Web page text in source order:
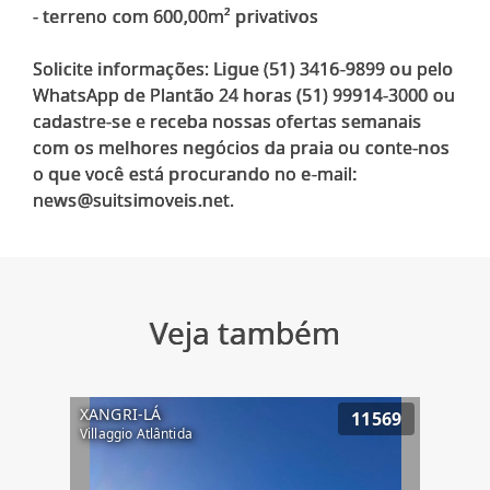
- terreno com 600,00m² privativos
Solicite informações: Ligue (51) 3416-9899 ou pelo
WhatsApp de Plantão 24 horas (51) 99914-3000 ou
cadastre-se e receba nossas ofertas semanais
com os melhores negócios da praia ou conte-nos
o que você está procurando no e-mail:
Veja também
XANGRI-LÁ
Villaggio Atlântida
11569